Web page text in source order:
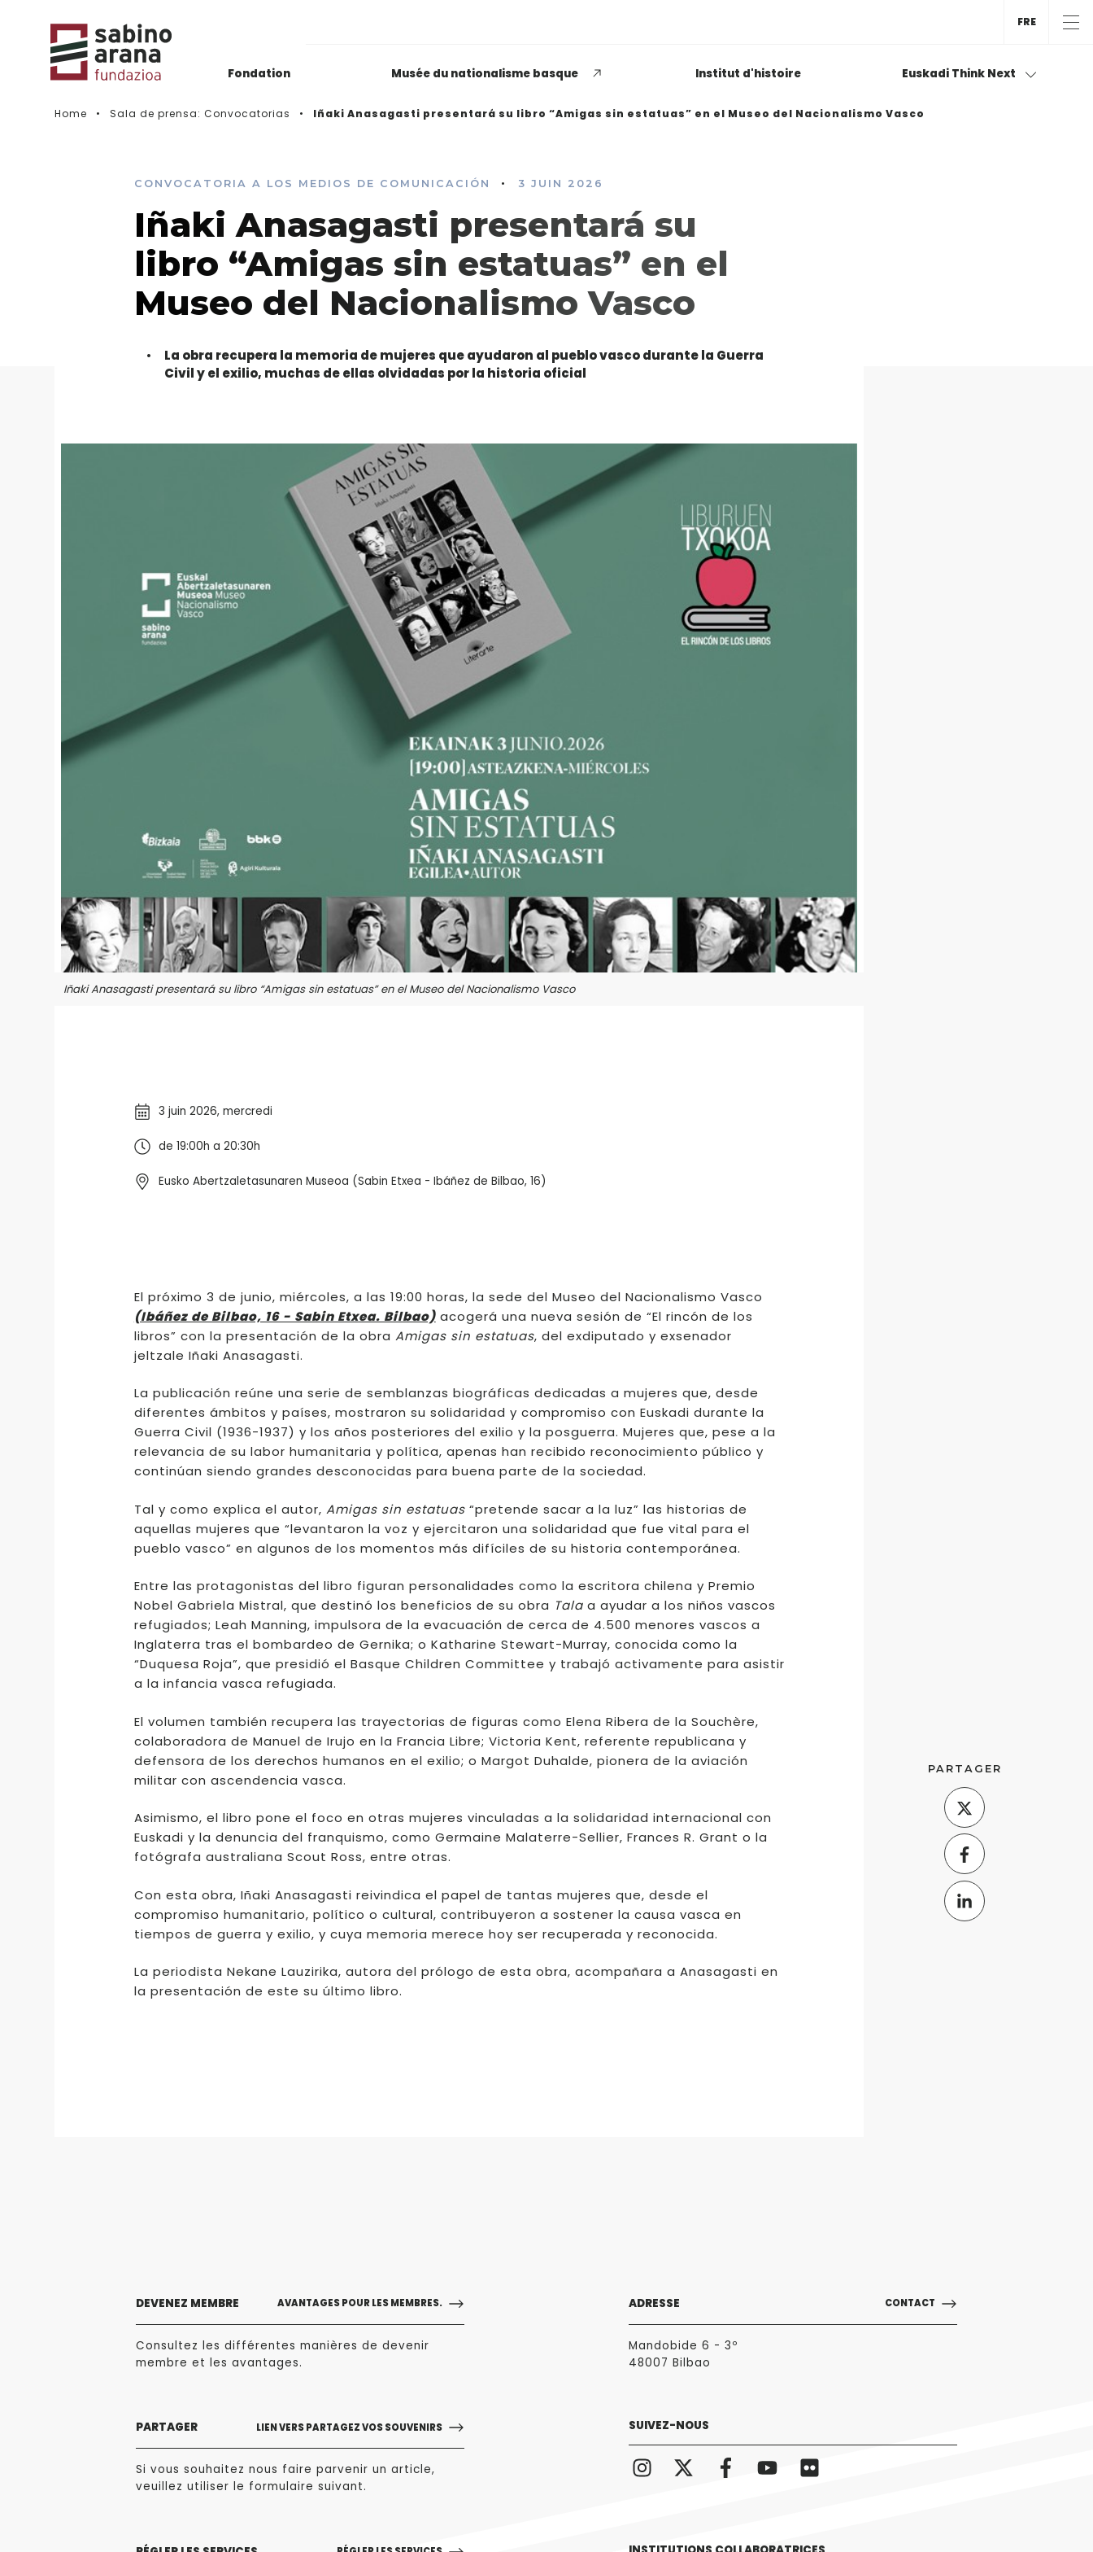
Fondation Musée du nationalisme basque Institut d'histoire Euskadi Think Next
Histórico de convocatorias
Opiniones dispares
respecto a lo que significa
ser político o política
LEER MÁS
FRE
Home Sala de prensa: Convocatorias Iñaki Anasagasti presentará su libro “Amigas sin estatuas” en el Museo del Nacionalismo Vasco
CONVOCATORIA A LOS MEDIOS DE COMUNICACIÓN • 3 JUIN 2026
Iñaki Anasagasti presentará su
libro “Amigas sin estatuas” en el
Museo del Nacionalismo Vasco
La obra recupera la memoria de mujeres que ayudaron al pueblo vasco durante la Guerra
Civil y el exilio, muchas de ellas olvidadas por la historia oficial
Iñaki Anasagasti presentará su libro “Amigas sin estatuas” en el Museo del Nacionalismo Vasco
3 juin 2026, mercredi
de 19:00h a 20:30h
Eusko Abertzaletasunaren Museoa (Sabin Etxea - Ibáñez de Bilbao, 16)
El próximo 3 de junio, miércoles, a las 19:00 horas, la sede del Museo del Nacionalismo Vasco
(Ibáñez de Bilbao, 16 - Sabin Etxea. Bilbao)acogerá una nueva sesión de “El rincón de los
libros” con la presentación de la obra Amigas sin estatuas, del exdiputado y exsenador
jeltzale Iñaki Anasagasti.
La publicación reúne una serie de semblanzas biográficas dedicadas a mujeres que, desde
diferentes ámbitos y países, mostraron su solidaridad y compromiso con Euskadi durante la
Guerra Civil (1936-1937) y los años posteriores del exilio y la posguerra. Mujeres que, pese a la
relevancia de su labor humanitaria y política, apenas han recibido reconocimiento público y
continúan siendo grandes desconocidas para buena parte de la sociedad.
Tal y como explica el autor, Amigas sin estatuas“pretende sacar a la luz” las historias de
aquellas mujeres que “levantaron la voz y ejercitaron una solidaridad que fue vital para el
pueblo vasco” en algunos de los momentos más difíciles de su historia contemporánea.
Entre las protagonistas del libro figuran personalidades como la escritora chilena y Premio
Nobel Gabriela Mistral, que destinó los beneficios de su obra Talaa ayudar a los niños vascos
refugiados; Leah Manning, impulsora de la evacuación de cerca de 4.500 menores vascos a
Inglaterra tras el bombardeo de Gernika; o Katharine Stewart-Murray, conocida como la
“Duquesa Roja”, que presidió el Basque Children Committee y trabajó activamente para asistir
a la infancia vasca refugiada.
El volumen también recupera las trayectorias de figuras como Elena Ribera de la Souchère,
colaboradora de Manuel de Irujo en la Francia Libre; Victoria Kent, referente republicana y
defensora de los derechos humanos en el exilio; o Margot Duhalde, pionera de la aviación
militar con ascendencia vasca.
Asimismo, el libro pone el foco en otras mujeres vinculadas a la solidaridad internacional con
Euskadi y la denuncia del franquismo, como Germaine Malaterre-Sellier, Frances R. Grant o la
fotógrafa australiana Scout Ross, entre otras.
Con esta obra, Iñaki Anasagasti reivindica el papel de tantas mujeres que, desde el
compromiso humanitario, político o cultural, contribuyeron a sostener la causa vasca en
tiempos de guerra y exilio, y cuya memoria merece hoy ser recuperada y reconocida.
La periodista Nekane Lauzirika, autora del prólogo de esta obra, acompañara a Anasagasti en
la presentación de este su último libro.
PARTAGER
DEVENEZ MEMBRE AVANTAGES POUR LES MEMBRES.
Consultez les différentes manières de devenir
membre et les avantages.
PARTAGER LIEN VERS PARTAGEZ VOS SOUVENIRS
Si vous souhaitez nous faire parvenir un article,
veuillez utiliser le formulaire suivant.
ADRESSE CONTACT
Mandobide 6 - 3º
48007 Bilbao
SUIVEZ-NOUS